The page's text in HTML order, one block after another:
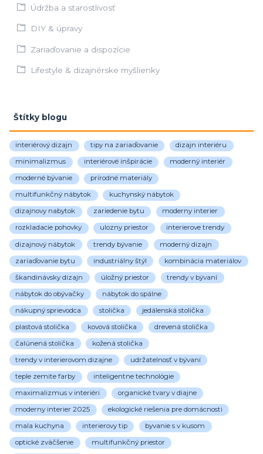
Údržba a starostlivosť
DIY & úpravy
Zariaďovanie a dispozície
Lifestyle & dizajnérske myšlienky
Štítky blogu
interiérový dizajn tipy na zariaďovanie dizajn interiéru
minimalizmus interiérové inšpirácie moderný interiér
moderné bývanie prírodné materiály
multifunkčný nábytok kuchynský nábytok
dizajnovy nabytok zariedenie bytu moderny interier
rozkladacie pohovky ulozny priestor interierove trendy
dizajnový nábytok trendy bývanie moderný dizajn
zariaďovanie bytu industriálny štýl kombinácia materiálov
škandinávsky dizajn úložný priestor trendy v bývaní
nábytok do obývačky nábytok do spálne
nákupný sprievodca stolička jedálenská stolička
plastová stolička kovová stolička drevená stolička
čalúnená stolička kožená stolička
trendy v interierovom dizajne udržatelnosť v bývaní
teple zemite farby inteligentne technológie
maximalizmus v interiéri organické tvary v diajne
moderny interier 2025 ekologické riešenia pre domácnosti
mala kuchyna interierovy tip byvanie s v kusom
optické zväčšenie multifunkčný priestor